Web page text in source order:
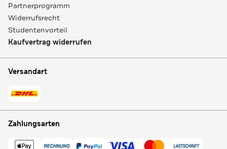
Partnerprogramm
Widerrufsrecht
Studentenvorteil
Kaufvertrag widerrufen
Versandart
Zahlungsarten